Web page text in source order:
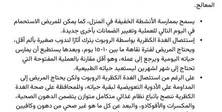
المعالج.
يسمح بممارسة الأنشطة الخفيفة في المنزل، كما يمكن للمريض الاستحمام
في اليوم التالي للعملية وتغيير الضمانات بأخرى جديدة.
إستئصال الغدة الكظرية بواسطة الروبوت يترك أثارًا لندوب صغيرة بألم أقل،
ويحتاج المريض لفترة نقاهة ما بين ١٠-١٥ يوم، وبعدها يستطيع أن يمارس
حياته اليومية ويرجع إلى عمله، وهو أقل مقارنة بالعملية المفتوحة التي
تحتاج إلى شهر لشهرين ليستعيد حياته الطبيعية.
على الرغم من استئصال الغدة الكظرية الروبوت ولكن يحتاج المريض إلى
المداومة على الأدوية التعويضية لبقية حياته، وللمحافظة على صحة الغدة
الكظرية ننصح باتباع نظام غذائي متكامل متوازن يتضمن الدهون الصحية،
والمكسرات والأفوكادو، والبعد عن كل ما هو غير صحي من دهون وكافيين